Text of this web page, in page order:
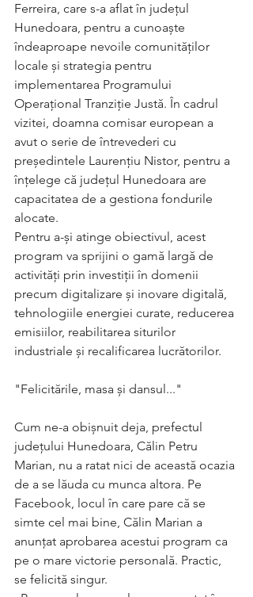
Ferreira, care s-a aflat în județul
Hunedoara, pentru a cunoaște
îndeaproape nevoile comunităților
locale și strategia pentru
implementarea Programului
Operațional Tranziție Justă. În cadrul
vizitei, doamna comisar european a
avut o serie de întrevederi cu
președintele Laurențiu Nistor, pentru a
înțelege că județul Hunedoara are
capacitatea de a gestiona fondurile
alocate.
Pentru a-și atinge obiectivul, acest
program va sprijini o gamă largă de
activități prin investiții în domenii
precum digitalizare și inovare digitală,
tehnologiile energiei curate, reducerea
emisiilor, reabilitarea siturilor
industriale și recalificarea lucrătorilor.
"Felicitările, masa și dansul..."
Cum ne-a obișnuit deja, prefectul
județului Hunedoara, Călin Petru
Marian, nu a ratat nici de această ocazia
de a se lăuda cu munca altora. Pe
Facebook, locul în care pare că se
simte cel mai bine, Călin Marian a
anunțat aprobarea acestui program ca
pe o mare victorie personală. Practic,
se felicită singur.